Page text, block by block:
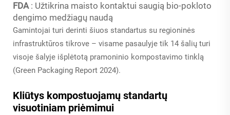
FDA : Užtikrina maisto kontaktui saugią bio-pokloto
dengimo medžiagų naudą
Gamintojai turi derinti šiuos standartus su regioninės
infrastruktūros tikrove – visame pasaulyje tik 14 šalių turi
visoje šalyje išplėtotą pramoninio kompostavimo tinklą
(Green Packaging Report 2024).
Kliūtys kompostuojamų standartų
visuotiniam priėmimui